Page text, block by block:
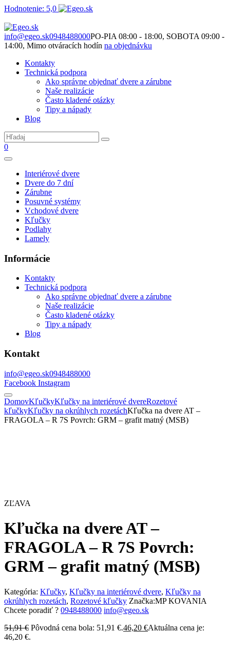
Hodnotenie: 5,0
info@egeo.sk0948488000PO-PIA 08:00 - 18:00, SOBOTA 09:00 -
14:00, Mimo otváracích hodín na objednávku
Kontakty
Technická podpora
Ako správne objednať dvere a zárubne
Naše realizácie
Často kladené otázky
Tipy a nápady
Blog
0
Interiérové dvere
Dvere do 7 dní
Zárubne
Posuvné systémy
Vchodové dvere
Kľučky
Podlahy
Lamely
Informácie
Kontakty
Technická podpora
Ako správne objednať dvere a zárubne
Naše realizácie
Často kladené otázky
Tipy a nápady
Blog
Kontakt
info@egeo.sk0948488000
Facebook Instagram
DomovKľučkyKľučky na interiérové dvereRozetové
kľučkyKľučky na okrúhlych rozetáchKľučka na dvere AT –
FRAGOLA – R 7S Povrch: GRM – grafit matný (MSB)
ZĽAVA
Kľučka na dvere AT –
FRAGOLA – R 7S Povrch:
GRM – grafit matný (MSB)
Kategória: Kľučky, Kľučky na interiérové dvere, Kľučky na
okrúhlych rozetách, Rozetové kľučky Značka:MP KOVANIA
Chcete poradiť ? 0948488000 info@egeo.sk
51,91€ Pôvodná cena bola: 51,91 €.46,20 €Aktuálna cena je:
46,20 €.